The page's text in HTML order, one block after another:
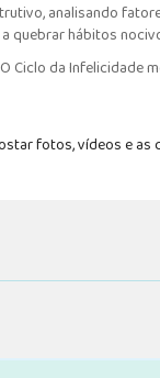
analisando
hábitos
da
fotos, vídeos e